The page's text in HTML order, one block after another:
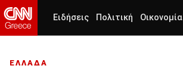
Ειδήσεις Πολιτική Οικονομία
ΕΛΛΑΔΑ